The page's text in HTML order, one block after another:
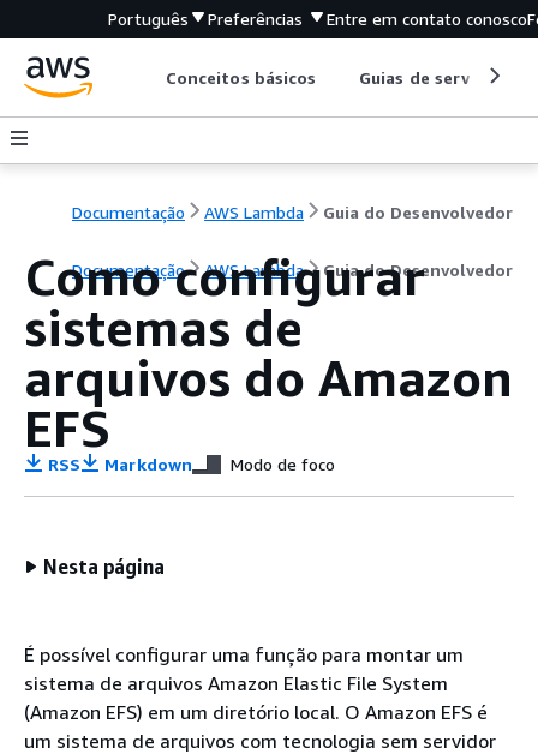
Português Preferências Entre em contato conosco
Conceitos básicos Guias de serviço
Documentação AWS Lambda Guia do Desenvolvedor
Documentação AWS Lambda Guia do Desenvolvedor
Como configurar
sistemas de
arquivos do Amazon
EFS
RSS Markdown Modo de foco
Nesta página
É possível configurar uma função para montar um
sistema de arquivos Amazon Elastic File System
(Amazon EFS) em um diretório local. O Amazon EFS é
um sistema de arquivos com tecnologia sem servidor